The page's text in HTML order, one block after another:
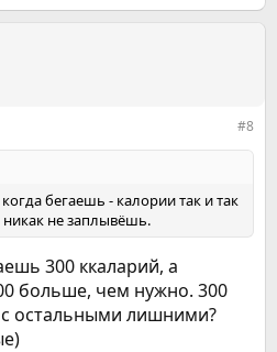
#8
бегаешь - калории так и так
не заплывёшь.
300 ккаларий, а
больше, чем нужно. 300
с остальными лишними?